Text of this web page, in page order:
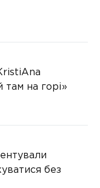
на горі»
без